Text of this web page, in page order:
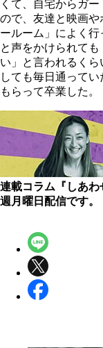
くて、自宅からガ
ので、友達と映画
ールーム」によく行
と声をかけられて
い」と言われるく
しても毎日通って
もらって卒業した。
連載コラム『しあ
週月曜日配信です。